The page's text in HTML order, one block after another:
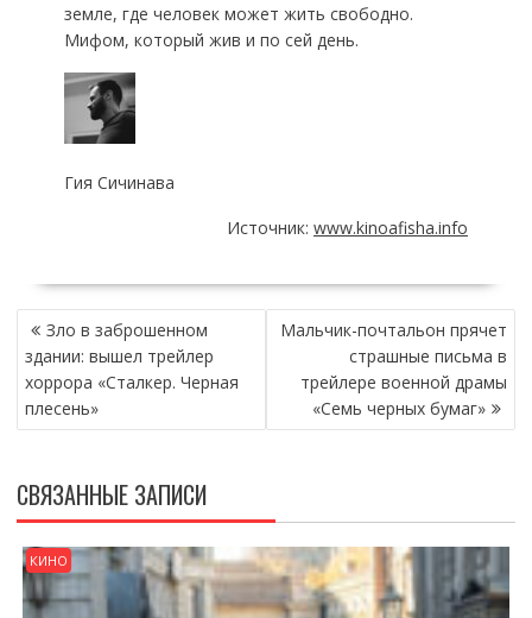
земле, где человек может жить свободно.
Мифом, который жив и по сей день.
Гия Сичинава
Источник:www.kinoafisha.info
НАВИГАЦИЯ
ПО
ЗАПИСЯМ
Зло в заброшенном
здании: вышел трейлер
хоррора «Сталкер. Черная
плесень»
Мальчик-почтальон прячет
страшные письма в
трейлере военной драмы
«Семь черных бумаг»
СВЯЗАННЫЕ ЗАПИСИ
КИНО